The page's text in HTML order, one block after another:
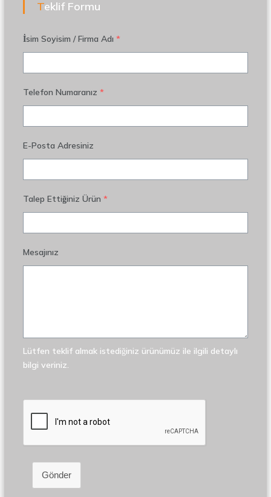
Teklif Formu
İsim Soyisim / Firma Adı *
Telefon Numaranız *
E-Posta Adresiniz
Talep Ettiğiniz Ürün *
Mesajınız
Lütfen teklif almak istediğiniz ürünümüz ile ilgili detaylı
bilgi veriniz.
Gönder